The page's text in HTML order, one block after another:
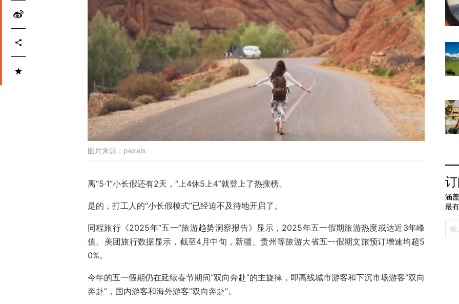
图片来源： pexels
离“5·1”小长假还有2天，“上4休5上4”就登上了热搜榜。
是的，打工人的“小长假模式”已经迫不及待地开启了。
同程旅行《2025年“五一”旅游趋势洞察报告》显示，2025年五一假期旅游热度或达近3年峰
值。美团旅行数据显示，截至4月中旬，新疆、贵州等旅游大省五一假期文旅预订增速均超5
0%。
今年的五一假期仍在延续春节期间“双向奔赴”的主旋律，即高线城市游客和下沉市场游客“双向
奔赴”，国内游客和海外游客“双向奔赴”。
涵
最